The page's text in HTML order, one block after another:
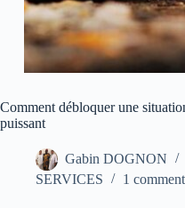
Comment débloquer une
puissant
Gabin DOGNON
SERVICES
1